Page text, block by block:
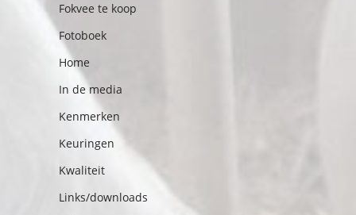
Fokvee te koop
Fotoboek
Home
In de media
Kenmerken
Keuringen
Kwaliteit
Links/downloads